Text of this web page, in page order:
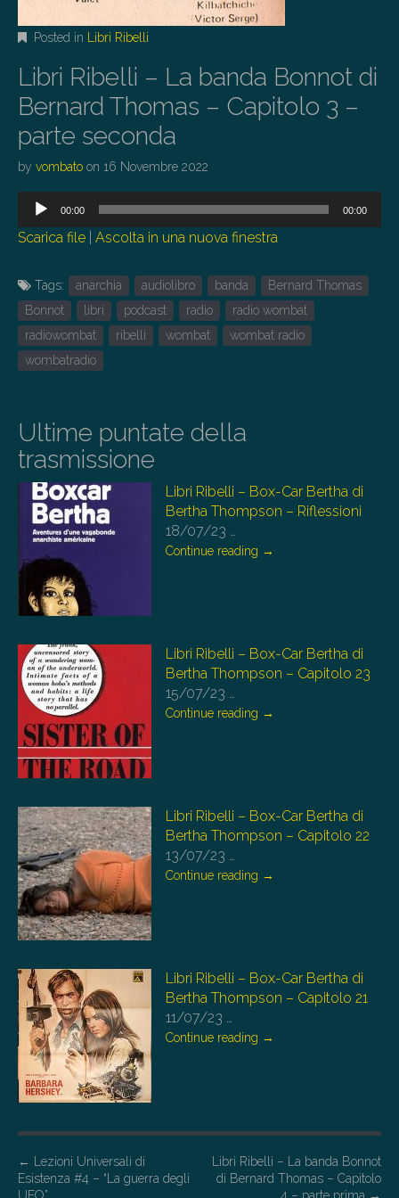
Posted in Libri Ribelli
Libri Ribelli – La banda Bonnot di
Bernard Thomas – Capitolo 3 –
parte seconda
by vombato on 16 Novembre 2022
Audio
00:00 00:00
Scarica file Ascolta in una nuova finestra
Tags: anarchia audiolibro banda
Bernard Thomas
Bonnot
libri podcast radio
radio wombat
radiowombat
ribelli wombat
wombat radio
wombatradio
Ultime puntate della
trasmissione
Libri Ribelli – Box-Car Bertha di
Bertha Thompson – Riflessioni
18/07/23 …
Continue reading →
Libri Ribelli – Box-Car Bertha di
Bertha Thompson – Capitolo 23
15/07/23 …
Continue reading →
Libri Ribelli – Box-Car Bertha di
Bertha Thompson – Capitolo 22
13/07/23 …
Continue reading →
Libri Ribelli – Box-Car Bertha di
Bertha Thompson – Capitolo 21
11/07/23 …
Continue reading →
P
o
←
Lezioni Universali di
Esistenza #4 – “La guerra degli
Libri Ribelli – La banda Bonnot
di Bernard Thomas – Capitolo